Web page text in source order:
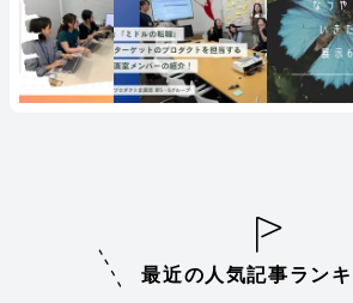
最近の人気記事ラン